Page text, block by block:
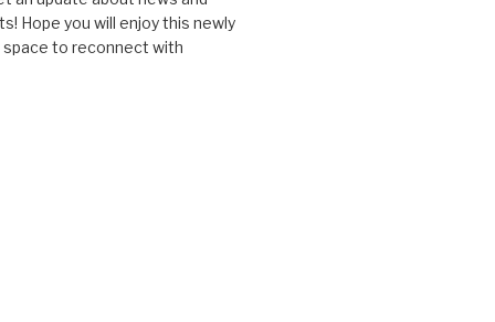
Hope you will enjoy this newly
to reconnect with